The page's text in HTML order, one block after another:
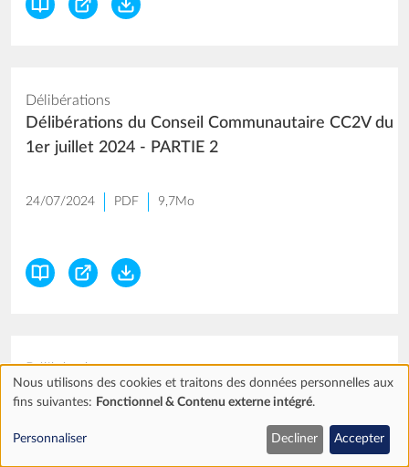
Délibérations
Délibérations du Conseil Communautaire CC2V du
1er juillet 2024 - PARTIE 2
24/07/2024 PDF 9,7Mo
Délibérations
Délibérations du Conseil Communautaire CC2V du
Utilisation
Nous utilisons des cookies et traitons des données personnelles aux
fins suivantes: Fonctionnel & Contenu externe intégré.
Personnaliser Decliner Accepter